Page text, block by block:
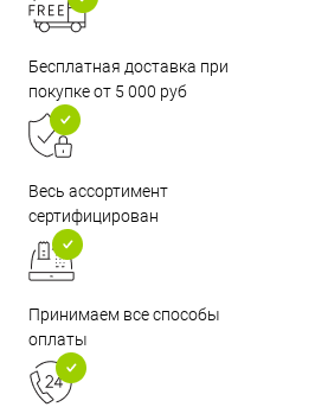
Бесплатная доставка при
покупке от 5 000 руб
Весь ассортимент
сертифицирован
Принимаем все способы
оплаты